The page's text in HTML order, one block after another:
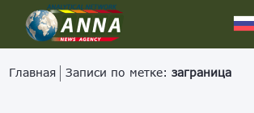
Главная Записи по метке:заграница